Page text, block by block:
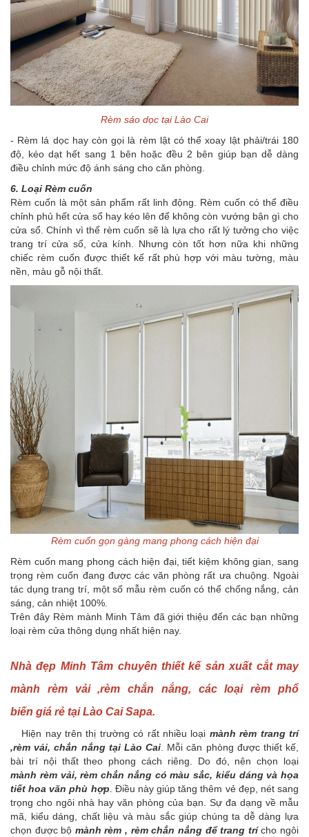
Rèm sáo dọc tại Lào Cai
- Rèm lá dọc hay còn gọi là rèm lật có thể xoay lật phải/trái 180
độ, kéo dạt hết sang 1 bên hoặc đều 2 bên giúp bạn dễ dàng
điều chỉnh mức độ ánh sáng cho căn phòng.
6. Loại Rèm cuốn
Rèm cuốn là một sản phẩm rất linh động. Rèm cuốn có thể điều
chỉnh phủ hết cửa sổ hay kéo lên để không còn vướng bận gì cho
cửa sổ. Chính vì thế rèm cuốn sẽ là lựa cho rất lý tưởng cho việc
trang trí cửa sổ, cửa kính. Nhưng còn tốt hơn nữa khi những
chiếc rèm cuốn được thiết kế rất phù hợp với màu tường, màu
nền, màu gỗ nội thất.
Rèm cuốn gọn gàng mang phong cách hiện đại
Rèm cuốn mang phong cách hiện đại, tiết kiệm không gian, sang
trọng rèm cuốn đang được các văn phòng rất ưa chuộng. Ngoài
tác dụng trang trí, một số mẫu rèm cuốn có thể chống nắng, cản
sáng, cản nhiệt 100%.
Trên đây Rèm mành Minh Tâm đã giới thiệu đến các bạn những
loại rèm cửa thông dụng nhất hiện nay.
Nhà đẹp Minh Tâm chuyên thiết kế sản xuất cắt may
mành rèm vải ,rèm chắn nắng, các loại rèm phổ
biến giá rẻ tại Lào Cai Sapa.
Hiện nay trên thị trường có rất nhiều loại mànhrèm trang trí
,rèm vải, chắn nắng tại Lào Cai . Mỗi căn phòng được thiết kế,
bài trí nội thất theo phong cách riêng. Do đó, nên chọn loại
mành rèm vải, rèm chắn nắng có màu sắc, kiểu dáng và họa
tiết hoa văn phù hợp . Điều này giúp tăng thêm vẻ đẹp, nét sang
trọng cho ngôi nhà hay văn phòng của bạn. Sự đa dạng về mẫu
mã, kiểu dáng, chất liệu và màu sắc giúp chúng ta dễ dàng lựa
chọn được bộ mành rèm , rèm chắn nắng để trang trícho ngôi